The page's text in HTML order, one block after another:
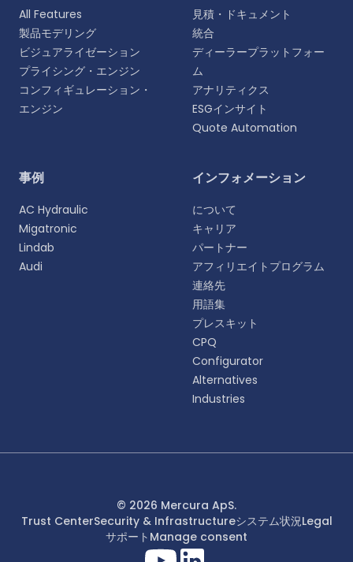
言語を選択
語をお選びください。
Svenska
All Features
製品モデリング
ビジュアライゼーション
プライシング・エンジン
コンフィギュレーション・
エンジン
見積・ドキュメント
統合
ディーラープラットフォー
ム
アナリティクス
ESGインサイト
Quote Automation
事例
AC Hydraulic
Migatronic
Lindab
Audi
インフォメーション
について
キャリア
パートナー
アフィリエイトプログラム
連絡先
用語集
プレスキット
CPQ
Configurator
Alternatives
Industries
© 2026 Mercura ApS.
Trust CenterSecurity & Infrastructureシステム状況Legal
サポート Manage consent